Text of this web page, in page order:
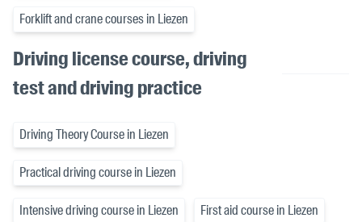
Forklift and crane courses in Liezen
Driving license course, driving
test and driving practice
Driving Theory Course in Liezen
Practical driving course in Liezen
Intensive driving course in Liezen First aid course in Liezen